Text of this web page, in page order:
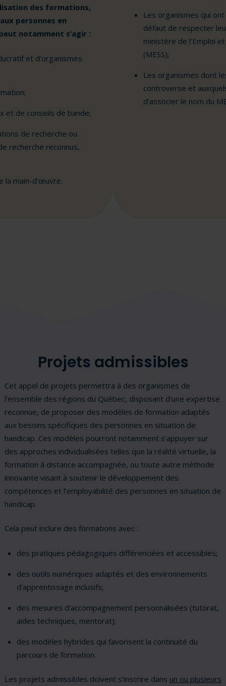
des formations,
personnes en
notamment s’agir :
et d’organismes
et de conseils de bande;
de recherche ou
recherche reconnus,
la main-d’œuvre.
Les organismes qui
défaut de respecter
ministère de l’Emploi
(MESS);
Les organismes dont
controverse et
d’associer le nom du
Projets admissibles
Cet appel de projets permettra à des organismes de
l’ensemble des régions du Québec, disposant d’une expertise
reconnue, de proposer des modèles de formation adaptés
aux besoins spécifiques des personnes en situation de
handicap. Ces modèles pourront notamment s’appuyer sur
des approches individualisées telles que la réalité virtuelle, la
formation à distance accompagnée, ou toute autre méthode
innovante visant à soutenir le développement des
compétences et l’employabilité des personnes en situation de
handicap.
Cela peut inclure des formations avec :
des pratiques pédagogiques différenciées et accessibles;
des outils numériques adaptés et des environnements
d’apprentissage inclusifs;
des mesures d’accompagnement personnalisées (tutorat,
aides techniques, mentorat);
des modèles hybrides qui favorisent la continuité du
parcours de formation.
Les projets admissibles doivent s’inscrire dans un ou plusieurs